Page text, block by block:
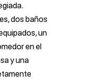
dos baños
un
en el
y una